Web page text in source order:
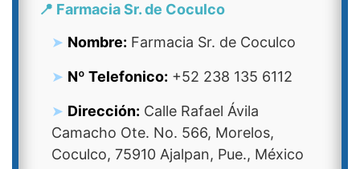
📍 Farmacia Sr. de Coculco
Nombre: Farmacia Sr. de Coculco
Nº Telefonico: +52 238 135 6112
Dirección: Calle Rafael Ávila
Camacho Ote. No. 566, Morelos,
Coculco, 75910 Ajalpan, Pue., México